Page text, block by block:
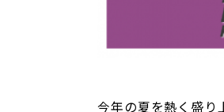
今年の夏を熱く盛り